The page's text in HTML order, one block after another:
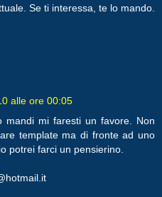
Se ti interessa, te lo mando.
alle ore 00:05
mandi mi faresti un favore. Non
template ma di fronte ad uno
potrei farci un pensierino.